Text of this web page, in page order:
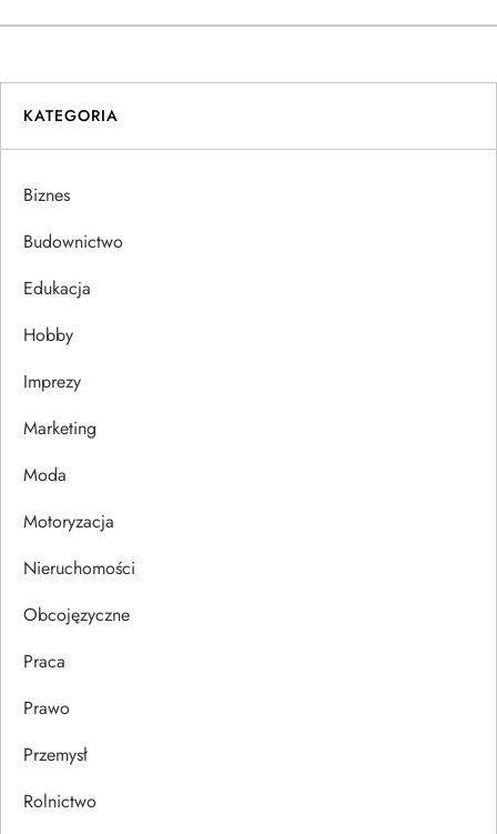
w
i
g
a
c
j
a
w
p
i
s
u
KATEGORIA
Biznes
Budownictwo
Edukacja
Hobby
Imprezy
Marketing
Moda
Motoryzacja
Nieruchomości
Obcojęzyczne
Praca
Prawo
Przemysł
Rolnictwo